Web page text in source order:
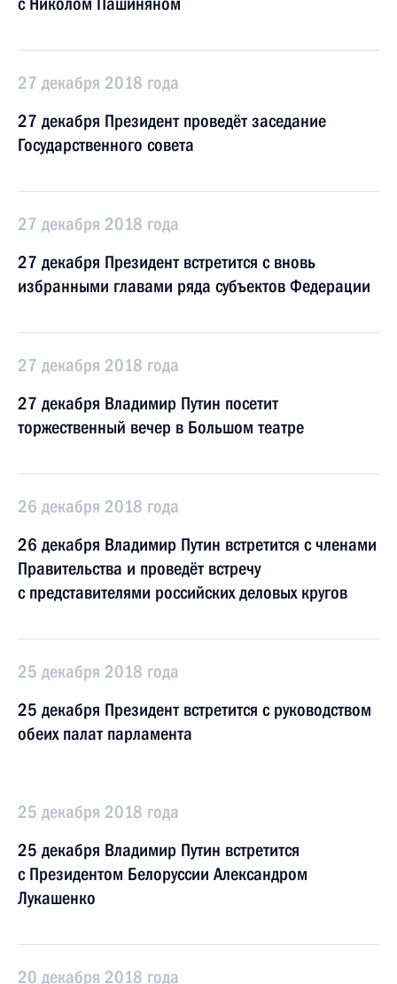
27 декабря 2018 года
27 декабря Президент проведёт заседание
Государственного совета
27 декабря 2018 года
27 декабря Президент встретится с вновь
избранными главами ряда субъектов Федерации
27 декабря 2018 года
27 декабря Владимир Путин посетит
торжественный вечер в Большом театре
26 декабря 2018 года
26 декабря Владимир Путин встретится с членами
Правительства и проведёт встречу
с представителями российских деловых кругов
25 декабря 2018 года
25 декабря Президент встретится с руководством
обеих палат парламента
25 декабря 2018 года
25 декабря Владимир Путин встретится
с Президентом Белоруссии Александром
Лукашенко
20 декабря 2018 года